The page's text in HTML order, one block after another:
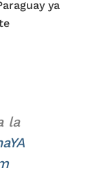
ya
la